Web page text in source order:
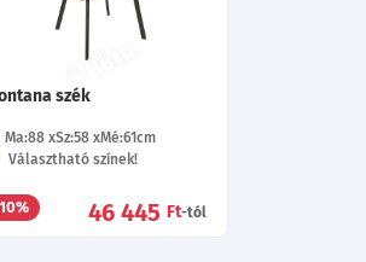
szék
Ma:88 Sz:58 Mé:61cm
Választható színek!
46 445 Ft-tól